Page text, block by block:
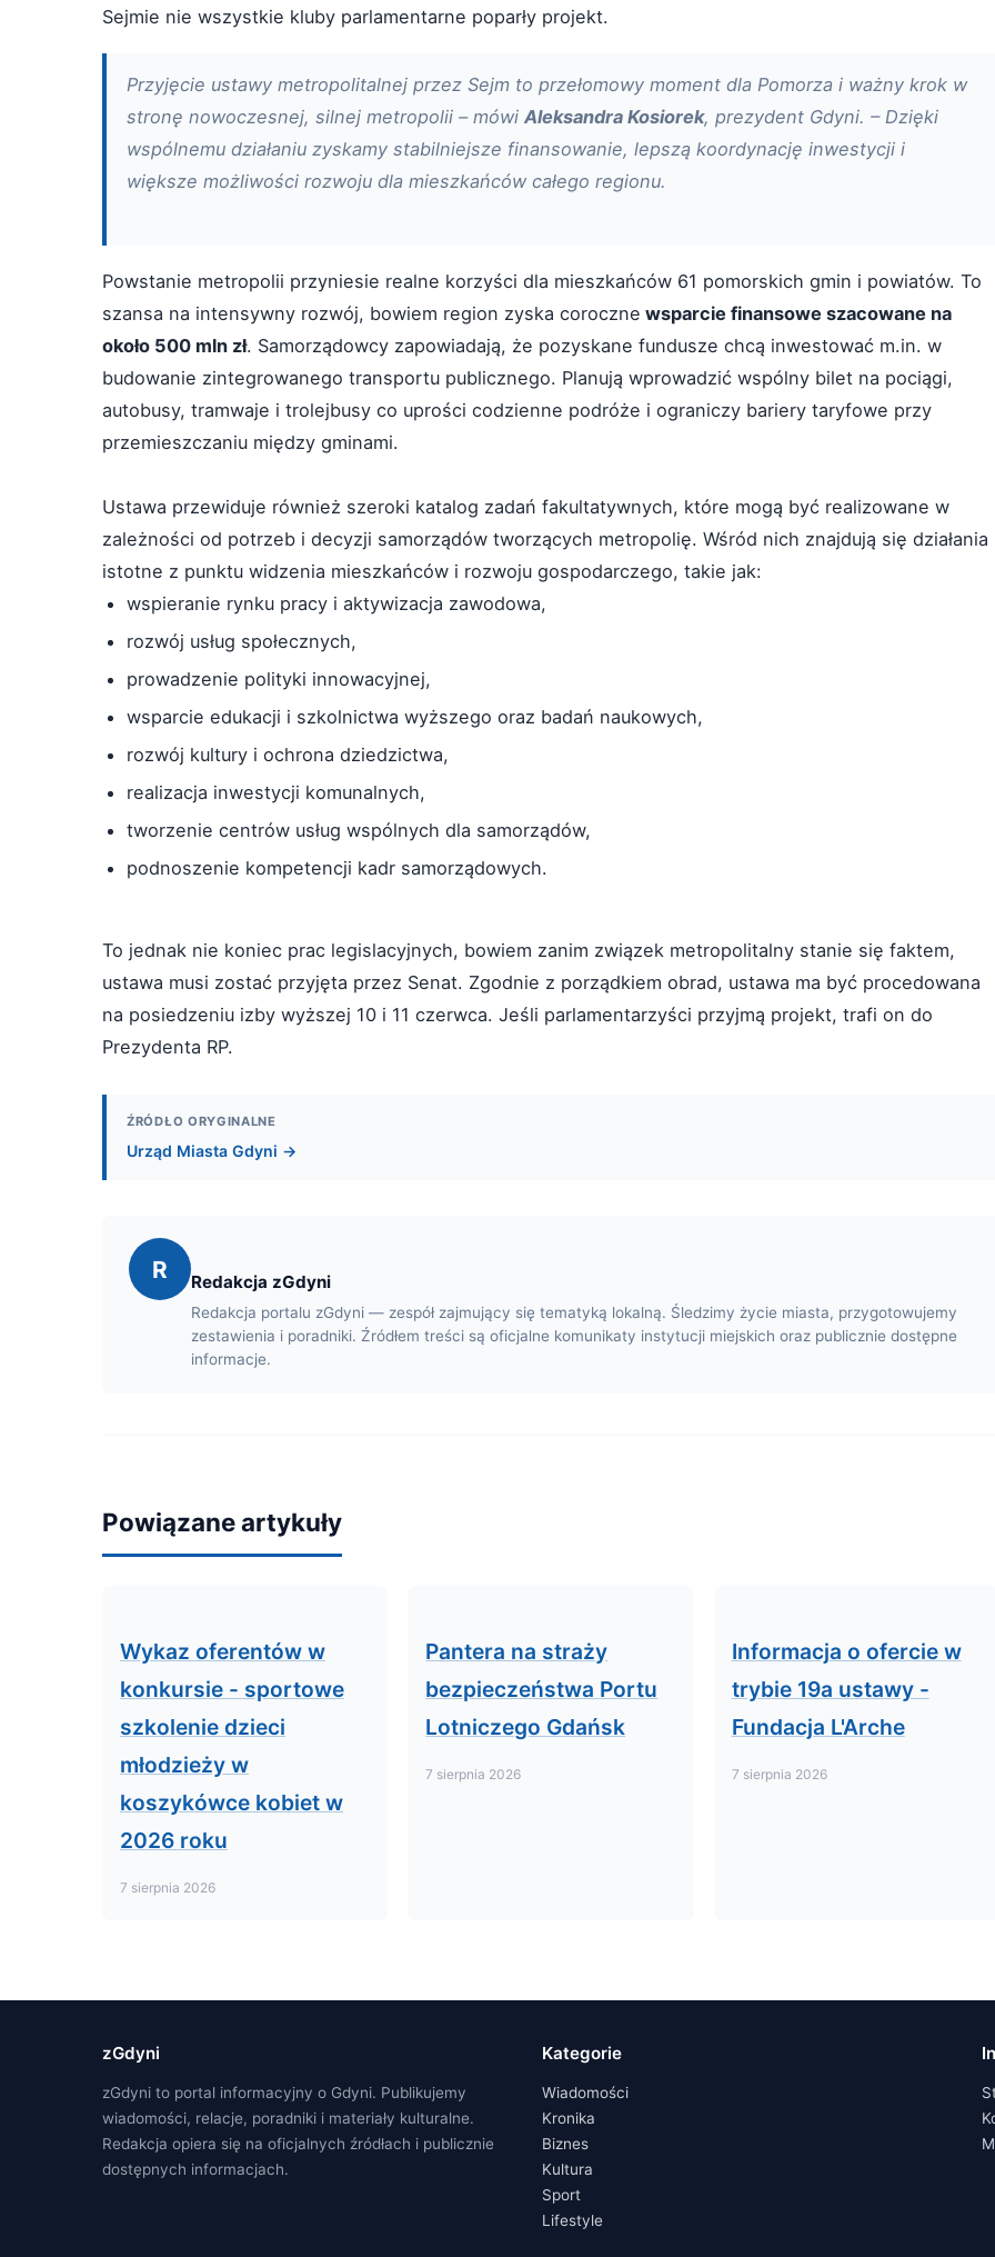
Sejmie nie wszystkie kluby parlamentarne poparły projekt.
Przyjęcie ustawy metropolitalnej przez Sejm to przełomowy moment dla Pomorza i ważny krok w
stronę nowoczesnej, silnej metropolii – mówi Aleksandra Kosiorek, prezydent Gdyni. – Dzięki
wspólnemu działaniu zyskamy stabilniejsze finansowanie, lepszą koordynację inwestycji i
większe możliwości rozwoju dla mieszkańców całego regionu.
Powstanie metropolii przyniesie realne korzyści dla mieszkańców 61 pomorskich gmin i powiatów. To
szansa na intensywny rozwój, bowiem region zyska coroczne wsparcie finansowe szacowane na
około 500 mln zł. Samorządowcy zapowiadają, że pozyskane fundusze chcą inwestować m.in. w
budowanie zintegrowanego transportu publicznego. Planują wprowadzić wspólny bilet na pociągi,
autobusy, tramwaje i trolejbusy co uprości codzienne podróże i ograniczy bariery taryfowe przy
przemieszczaniu między gminami.
Ustawa przewiduje również szeroki katalog zadań fakultatywnych, które mogą być realizowane w
zależności od potrzeb i decyzji samorządów tworzących metropolię. Wśród nich znajdują się działania
istotne z punktu widzenia mieszkańców i rozwoju gospodarczego, takie jak:
wspieranie rynku pracy i aktywizacja zawodowa,
rozwój usług społecznych,
prowadzenie polityki innowacyjnej,
wsparcie edukacji i szkolnictwa wyższego oraz badań naukowych,
rozwój kultury i ochrona dziedzictwa,
realizacja inwestycji komunalnych,
tworzenie centrów usług wspólnych dla samorządów,
podnoszenie kompetencji kadr samorządowych.
To jednak nie koniec prac legislacyjnych, bowiem zanim związek metropolitalny stanie się faktem,
ustawa musi zostać przyjęta przez Senat. Zgodnie z porządkiem obrad, ustawa ma być procedowana
na posiedzeniu izby wyższej 10 i 11 czerwca. Jeśli parlamentarzyści przyjmą projekt, trafi on do
Prezydenta RP.
ŹRÓDŁO ORYGINALNE
Urząd Miasta Gdyni →
R Redakcja zGdyni
Redakcja portalu zGdyni — zespół zajmujący się tematyką lokalną. Śledzimy życie miasta, przygotowujemy
zestawienia i poradniki. Źródłem treści są oficjalne komunikaty instytucji miejskich oraz publicznie dostępne
informacje.
Powiązane artykuły
Wykaz oferentów w
konkursie - sportowe
szkolenie dzieci
młodzieży w
koszykówce kobiet w
2026 roku
7 sierpnia 2026
Pantera na straży
bezpieczeństwa Portu
Lotniczego Gdańsk
7 sierpnia 2026
Informacja o ofercie w
trybie 19a ustawy -
Fundacja L'Arche
7 sierpnia 2026
zGdyni
zGdyni to portal informacyjny o Gdyni. Publikujemy
wiadomości, relacje, poradniki i materiały kulturalne.
Redakcja opiera się na oficjalnych źródłach i publicznie
dostępnych informacjach.
Kategorie
Wiadomości
Kronika
Biznes
Kultura
Sport
Lifestyle